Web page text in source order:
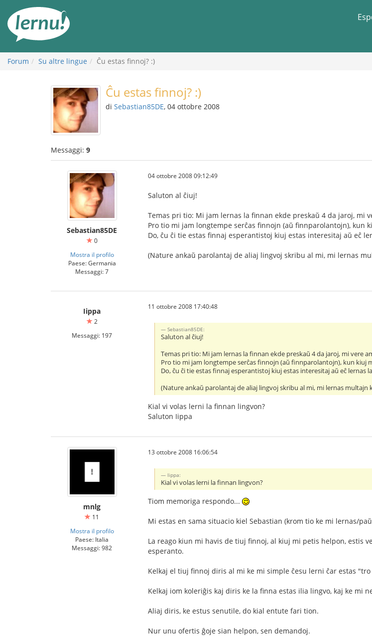
all’indice
Forum Su altre lingue Ĉu estas finnoj? :)
Ĉu estas finnoj? :)
di Sebastian85DE, 04 ottobre 2008
Messaggi: 9
Sebastian85DE
0
Mostra il profilo
Paese: Germania
Messaggi: 7
04 ottobre 2008 09:12:49
Saluton al ĉiuj!
Temas pri tio: Mi jam lernas la finnan ekde preskaŭ 4 da jaroj, mi
Pro tio mi jam longtempe serĉas finnojn (aŭ finnparolantojn),
Do, ĉu ĉi tie estas finnaj esperantistoj kiuj estas interesitaj aŭ eĉ
(Nature ankaŭ parolantaj de aliaj lingvoj skribu al mi, mi lernas
Iippa
2
Messaggi: 197
11 ottobre 2008 17:40:48
Sebastian85DE:
Saluton al ĉiuj!
Temas pri tio: Mi jam lernas la finnan ekde preskaŭ 4 da jaroj, mi vere
Pro tio mi jam longtempe serĉas finnojn (aŭ finnparolantojn), kun kiuj
Do, ĉu ĉi tie estas finnaj esperantistoj kiuj estas interesitaj aŭ eĉ lernas
(Nature ankaŭ parolantaj de aliaj lingvoj skribu al mi, mi lernas multajn
Kial vi volas lerni la finnan lingvon?
Saluton Iippa
mnlg
11
Mostra il profilo
Paese: Italia
Messaggi: 982
13 ottobre 2008 16:06:54
Iippa:
Kial vi volas lerni la finnan lingvon?
Tiom memoriga respondo...
Mi estas en sama situacio kiel Sebastian (krom tio ke mi lernas/
La reago kiun mi havis de tiuj finnoj, al kiuj mi petis helpon, estis
esperanto.
Kelkaj el tiuj finnoj diris al mi ke mi simple ĉesu lerni ĉar estas
Kelkaj iom koleriĝis kaj diris ke la finna estas ilia lingvo, kaj ke mi
Aliaj diris, ke estus senutile, do kial entute fari tion.
Nur unu ofertis ĝoje sian helpon, sen demandoj.